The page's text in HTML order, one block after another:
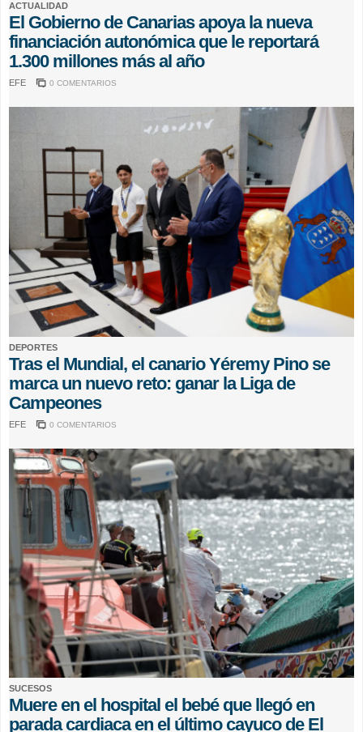
ACTUALIDAD
El Gobierno de Canarias apoya la nueva
financiación autonómica que le reportará
1.300 millones más al año
EFE 0 COMENTARIOS
DEPORTES
Tras el Mundial, el canario Yéremy Pino se
marca un nuevo reto: ganar la Liga de
Campeones
EFE 0 COMENTARIOS
SUCESOS
Muere en el hospital el bebé que llegó en
parada cardiaca en el último cayuco de El